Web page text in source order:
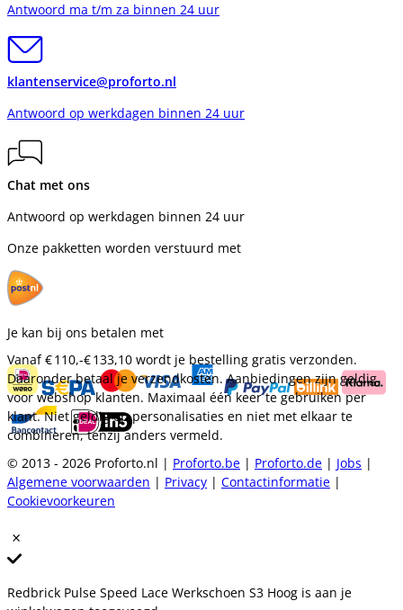
Antwoord ma t/m za binnen 24 uur
klantenservice@proforto.nl
Antwoord op werkdagen binnen 24 uur
Chat met ons
Antwoord op werkdagen binnen 24 uur
Onze pakketten worden verstuurd met
Je kan bij ons betalen met
Vanaf€ 110,-€ 133,10 wordt je bestelling gratis verzonden.
Daaronder betaal je verzendkosten. Aanbiedingen zijn geldig
voor webshop klanten. Maximaal één keer te gebruiken per
klant. Niet geldig op personalisaties en niet met elkaar te
combineren, tenzij anders vermeld.
© 2013 - 2026 Proforto.nl | Proforto.be | Proforto.de | Jobs |
Algemene voorwaarden | Privacy | Contactinformatie |
Cookievoorkeuren
Redbrick Pulse Speed Lace Werkschoen S3 Hoog is aan je